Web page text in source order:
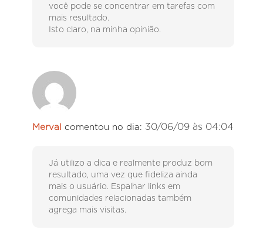
você pode se concentrar em tarefas com
mais resultado.
Isto claro, na minha opinião.
Merval comentou no dia: 30/06/09 às 04:04
Já utilizo a dica e realmente produz bom
resultado, uma vez que fideliza ainda
mais o usuário. Espalhar links em
comunidades relacionadas também
agrega mais visitas.